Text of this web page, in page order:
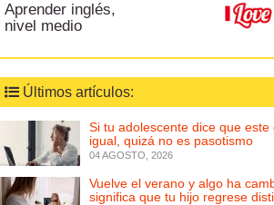
Aprender inglés,
nivel medio
Últimos artículos:
Si tu adolescente dice que este
igual, quizá no es pasotismo
04 AGOSTO, 2026
Vuelve el verano y algo ha
significa que tu hijo regrese